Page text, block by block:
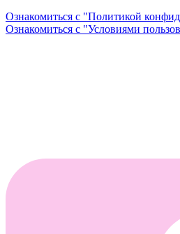
Ознакомиться с "Политикой
Ознакомиться с "Условиями